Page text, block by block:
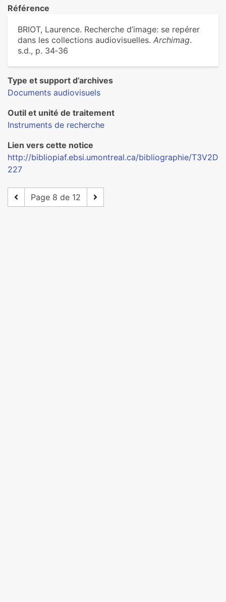
Référence
BRIOT, Laurence. Recherche d’image: se repérer
dans les collections audiovisuelles. Archimag.
s.d., p. 34‑36
Type et support d’archives
Documents audiovisuels
Outil et unité de traitement
Instruments de recherche
Lien vers cette notice
http://bibliopiaf.ebsi.umontreal.ca/bibliographie/T3V2D
227
Page 8 de 12